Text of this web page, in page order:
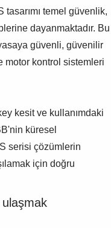
tasarımı temel güvenlik,
dayanmaktadır. Bu
güvenli, güvenilir
motor kontrol sistemleri
kesit ve kullanımdaki
küresel
serisi çözümlerin
için doğru